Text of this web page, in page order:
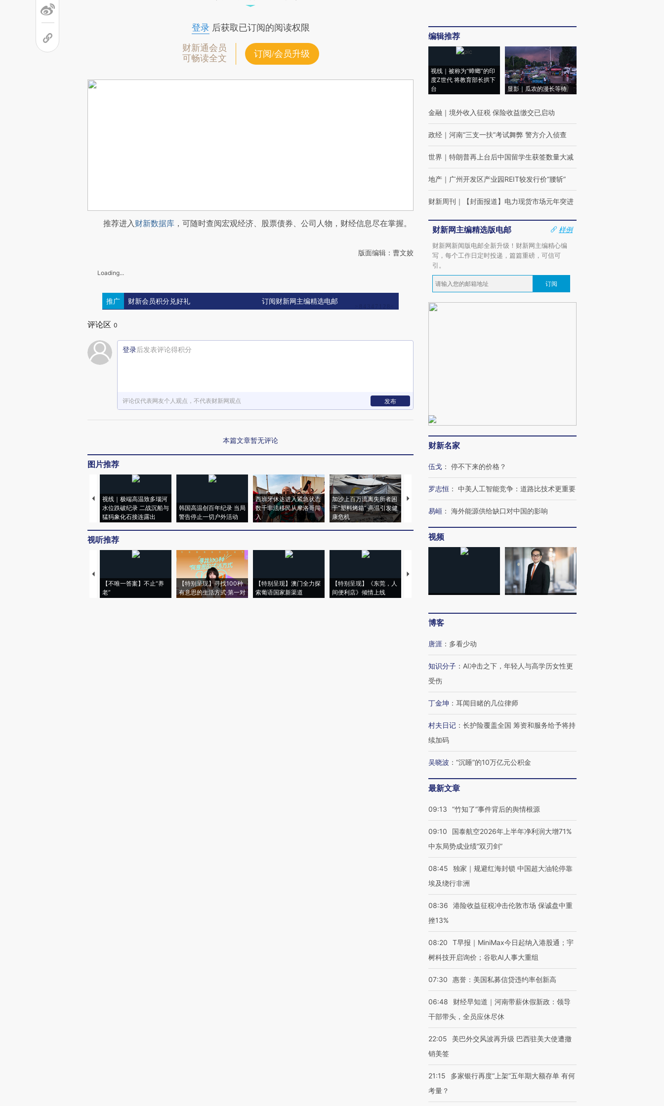
登录后获取已订阅的阅读权限
财新通会员
可畅读全文
订阅/会员升级
推荐进入财新数据库 ，可随时查阅宏观经济、股票债券、公司人物，财经信息尽在掌握。
版面编辑：曹文姣
Loading...
推广 财新会员积分兑好礼 订阅财新网主编精选电邮
评论区 0
登录后发表评论得积分
评论仅代表网友个人观点，不代表财新网观点 发布
本篇文章暂无评论
图片推荐
视线｜极端高温致多瑙河
水位跌破纪录 二战沉船与
猛犸象化石接连露出
韩国高温创百年纪录 当局
警告停止一切户外活动
西班牙休达进入紧急状态
数千非法移民从摩洛哥闯
入
加沙上百万流离失所者困
于“塑料烤箱” 高温引发健
康危机
马航飞行员跨国走私7万
粒摇头丸 尿检体内含3种
泽连斯基密集出访美英 索
要防空导弹“救急”
视听推荐
【不唯一答案】不止“养
老”
【特别呈现】寻找100种
有意思的生活方式·第一对
【特别呈现】澳门全力探
索葡语国家新渠道
【特别呈现】《东莞，人
间便利店》倾情上线
【推广】走进第四届链博
【特别呈现】寻找100种
有意思的生活方式·第三对
【商旅对话】华住集团
CFO：不靠规模取胜，华
住三大增长引擎是什么？
编辑推荐
视线｜被称为“蟑螂”的印
度Z世代 将教育部长拱下
台
显影｜瓜农的漫长等待
金融 ｜ 境外收入征税 保险收益缴交已启动
政经 ｜ 河南“三支一扶”考试舞弊 警方介入侦查
世界 ｜ 特朗普再上台后中国留学生获签数量大减
地产 ｜ 广州开发区产业园REIT较发行价“腰斩”
财新周刊 ｜ 【封面报道】电力现货市场元年突进
财新网主编精选版电邮
样例
财新网新闻版电邮全新升级！财新网主编精心编
写，每个工作日定时投递，篇篇重磅，可信可
引。
订阅
财新名家
伍戈 ： 停不下来的价格？
罗志恒 ： 中美人工智能竞争：道路比技术更重要
易峘 ： 海外能源供给缺口对中国的影响
视频
博客
唐涯 ： 多看少动
知识分子 ： AI冲击之下，年轻人与高学历女性更
受伤
丁金坤 ： 耳闻目睹的几位律师
村夫日记 ： 长护险覆盖全国 筹资和服务给予将持
续加码
吴晓波 ： “沉睡”的10万亿元公积金
最新文章
09:13 “竹知了”事件背后的舆情根源
09:10
国泰航空2026年上半年净利润大增71%
中东局势成业绩“双刃剑”
08:45
独家｜规避红海封锁 中国超大油轮停靠
埃及绕行非洲
08:36
港险收益征税冲击伦敦市场 保诚盘中重
挫13%
08:20
T早报｜MiniMax今日起纳入港股通；宇
树科技开启询价；谷歌AI人事大重组
07:30 惠誉：美国私募信贷违约率创新高
06:48
财经早知道｜河南带薪休假新政：领导
干部带头，全员应休尽休
22:05
美巴外交风波再升级 巴西驻美大使遭撤
销美签
21:15
多家银行再度“上架”五年期大额存单 有何
考量？